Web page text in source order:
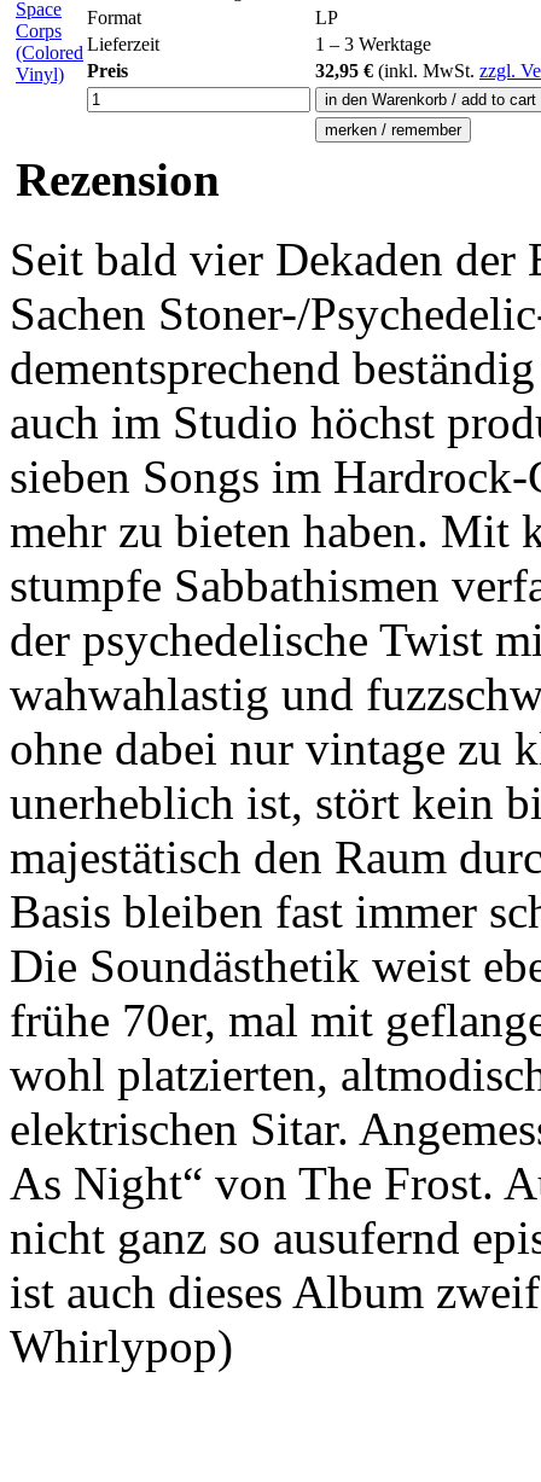
Format
LP
Lieferzeit
1 – 3 Werktage
Preis
32,95 € (inkl. MwSt. zzgl.
Rezension
Seit bald vier Dekaden
Sachen Stoner-/
dementsprechend
auch im Studio höchst
sieben Songs im
mehr zu bieten haben. Mit
stumpfe Sabbathismen
der psychedelische Twist
wahwahlastig und
ohne dabei nur vintage zu
unerheblich ist, stört kein
majestätisch den Raum
Basis bleiben fast immer
Die Soundästhetik weist
frühe 70er, mal mit
wohl platzierten,
elektrischen Sitar.
As Night“ von The Frost.
nicht ganz so ausufernd
ist auch dieses Album
Whirlypop)